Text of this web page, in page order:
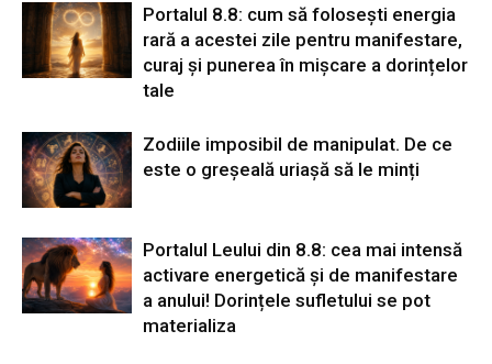
Portalul 8.8: cum să folosești energia
rară a acestei zile pentru manifestare,
curaj și punerea în mișcare a dorințelor
tale
Zodiile imposibil de manipulat. De ce
este o greșeală uriașă să le minți
Portalul Leului din 8.8: cea mai intensă
activare energetică și de manifestare
a anului! Dorințele sufletului se pot
materializa